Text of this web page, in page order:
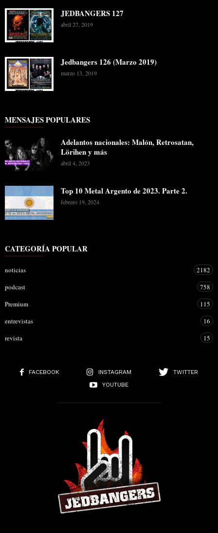
JEDBANGERS 127
abril 27, 2019
Jedbangers 126 (Marzo 2019)
marzo 13, 2019
MENSAJES POPULARES
Adelantos nacionales: Malón, Retrosatan,
Lörihen y más
abril 4, 2023
Top 10 Metal Argento de 2023. Parte 2.
febrero 19, 2024
CATEGORÍA POPULAR
noticias
2182
podcast
758
Premium
115
entrevistas
16
revista
15
FACEBOOK INSTAGRAM
TWITTER
YOUTUBE